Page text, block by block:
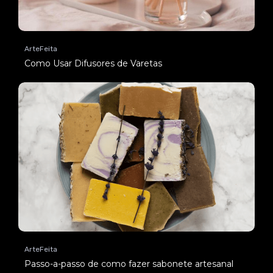
ArteFeita
Como Usar Difusores de Varetas
ArteFeita
Passo-a-passo de como fazer sabonete artesanal